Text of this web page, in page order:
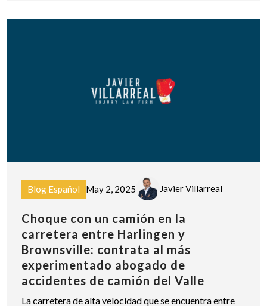
Blog Español May 2, 2025 Javier Villarreal
Choque con un camión en la
carretera entre Harlingen y
Brownsville: contrata al más
experimentado abogado de
accidentes de camión del Valle
La carretera de alta velocidad que se encuentra entre